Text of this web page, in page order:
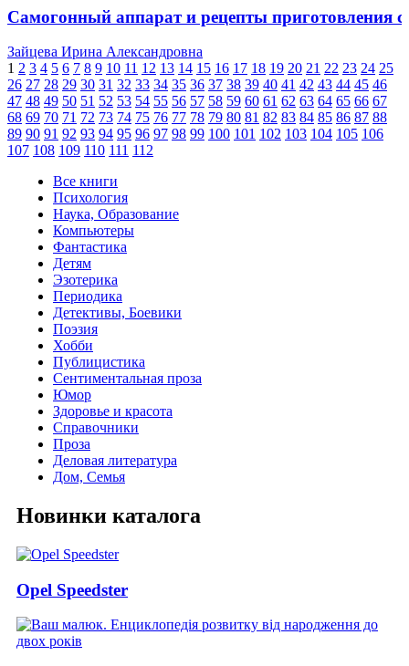
Самогонный аппарат и рецепты приготовления
Зайцева Ирина Александровна
1 2 3 4 5 6 7 8 9 10 11 12 13 14 15 16 17 18 19 20 21 22 23 24 25
26 27 28 29 30 31 32 33 34 35 36 37 38 39 40 41 42 43 44 45 46
47 48 49 50 51 52 53 54 55 56 57 58 59 60 61 62 63 64 65 66 67
68 69 70 71 72 73 74 75 76 77 78 79 80 81 82 83 84 85 86 87 88
89 90 91 92 93 94 95 96 97 98 99 100 101 102 103 104 105 106
107 108 109 110 111 112
Все книги
Психология
Наука, Образование
Компьютеры
Фантастика
Детям
Эзотерика
Периодика
Детективы, Боевики
Поэзия
Хобби
Публицистика
Сентиментальная проза
Юмор
Здоровье и красота
Справочники
Проза
Деловая литература
Дом, Семья
Новинки каталога
Opel Speedster